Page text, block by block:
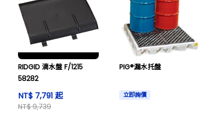
RIDGID 滴水盤 F/1215
58282
NT$ 7,791 起
NT$ 9,739
PIG®漏水托盤
立即詢價